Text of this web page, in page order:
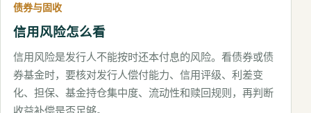
债券与固收
信用风险怎么看
信用风险是发行人不能按时还本付息的风险。看债券或债
券基金时，要核对发行人偿付能力、信用评级、利差变
化、担保、基金持仓集中度、流动性和赎回规则，再判断
收益补偿是否足够。